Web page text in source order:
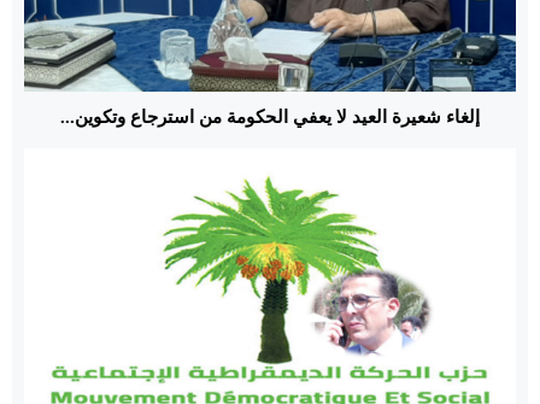
إلغاء شعيرة العيد لا يعفي الحكومة من استرجاع وتكوين...